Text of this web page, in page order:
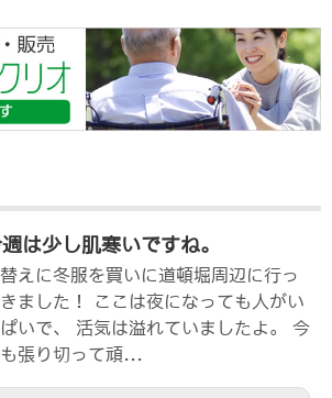
は少し肌寒いですね。
えに冬服を買いに道頓堀周辺に行っ
ました！ ここは夜になっても人がい
いで、 活気は溢れていましたよ。 今
張り切って頑...